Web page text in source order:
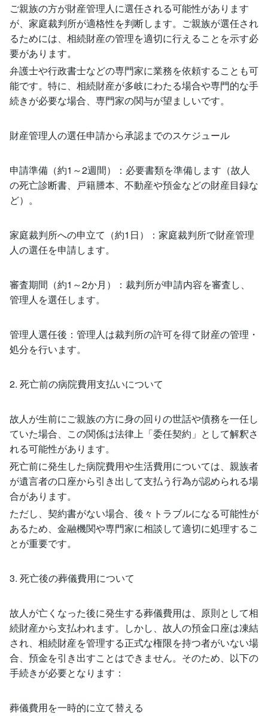
ご親族の方が財産管理人に選任される可能性があります
が、家庭裁判所が適格性を判断します。ご親族が選任され
るためには、相続財産の管理を適切に行えることを示す必
要があります。
弁護士や行政書士などの専門家に業務を依頼することも可
能です。特に、相続財産が多岐にわたる場合や専門的な手
続きが必要な場合、専門家の関与が望ましいです。
財産管理人の選任申請から承認までのスケジュール
申請準備（約1～2週間）：必要書類を準備します（故人
の死亡診断書、戸籍謄本、不動産や預金などの財産目録な
ど）。
家庭裁判所への申立て（約1日）：家庭裁判所で財産管理
人の選任を申請します。
審査期間（約1～2か月）：裁判所が申請内容を審査し、
管理人を選任します。
管理人選任後：管理人は裁判所の許可を得て財産の管理・
処分を行います。
2. 死亡前の病院費用支払いについて
故人が生前にご親族の方に身の回りの世話や債務を一任し
ていた場合、この関係は法律上「委任契約」として解釈さ
れる可能性があります。
死亡前に発生した病院費用や生活費用については、親族者
が遺言者の口座から引き出して支払う行為が認められる場
合があります。
ただし、契約書がない場合、後々トラブルになる可能性が
あるため、金融機関や専門家に相談して適切に処理するこ
とが重要です。
3. 死亡後の葬儀費用について
故人が亡くなった後に発生する葬儀費用は、原則として相
続財産から支払われます。しかし、故人の預金口座は凍結
され、相続財産を管理する正式な権限を持つ者がいない場
合、預金を引き出すことはできません。そのため、以下の
手続きが必要となります：
葬儀費用を一時的に立て替える